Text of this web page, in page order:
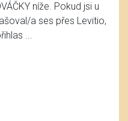
níže. Pokud jsi u
a ses přes Levitio,
...